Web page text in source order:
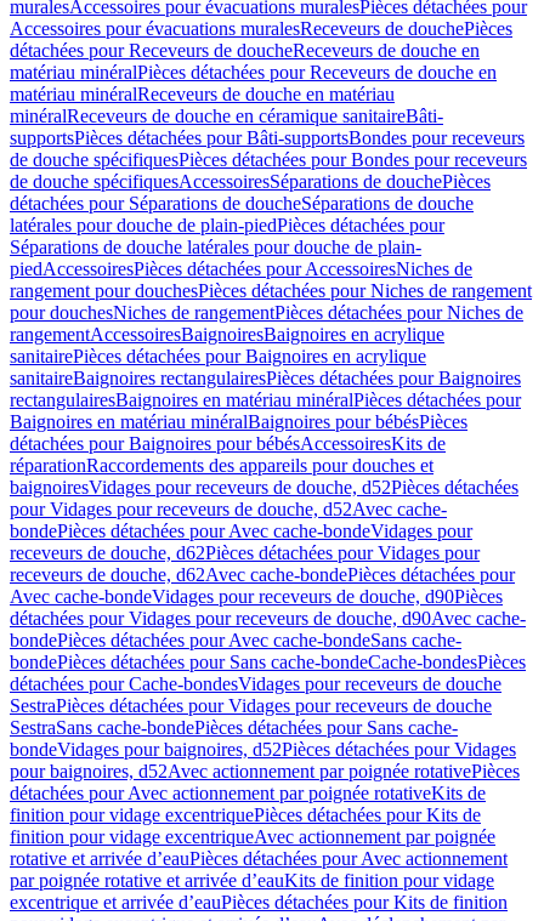
muralesAccessoires pour évacuations muralesPièces détachées pour
Accessoires pour évacuations muralesReceveurs de douchePièces
détachées pour Receveurs de doucheReceveurs de douche en
matériau minéralPièces détachées pour Receveurs de douche en
matériau minéralReceveurs de douche en matériau
minéralReceveurs de douche en céramique sanitaireBâti-
supportsPièces détachées pour Bâti-supportsBondes pour receveurs
de douche spécifiquesPièces détachées pour Bondes pour receveurs
de douche spécifiquesAccessoiresSéparations de douchePièces
détachées pour Séparations de doucheSéparations de douche
latérales pour douche de plain-piedPièces détachées pour
Séparations de douche latérales pour douche de plain-
piedAccessoiresPièces détachées pour AccessoiresNiches de
rangement pour douchesPièces détachées pour Niches de rangement
pour douchesNiches de rangementPièces détachées pour Niches de
rangementAccessoiresBaignoiresBaignoires en acrylique
sanitairePièces détachées pour Baignoires en acrylique
sanitaireBaignoires rectangulairesPièces détachées pour Baignoires
rectangulairesBaignoires en matériau minéralPièces détachées pour
Baignoires en matériau minéralBaignoires pour bébésPièces
détachées pour Baignoires pour bébésAccessoiresKits de
réparationRaccordements des appareils pour douches et
baignoiresVidages pour receveurs de douche, d52Pièces détachées
pour Vidages pour receveurs de douche, d52Avec cache-
bondePièces détachées pour Avec cache-bondeVidages pour
receveurs de douche, d62Pièces détachées pour Vidages pour
receveurs de douche, d62Avec cache-bondePièces détachées pour
Avec cache-bondeVidages pour receveurs de douche, d90Pièces
détachées pour Vidages pour receveurs de douche, d90Avec cache-
bondePièces détachées pour Avec cache-bondeSans cache-
bondePièces détachées pour Sans cache-bondeCache-bondesPièces
détachées pour Cache-bondesVidages pour receveurs de douche
SestraPièces détachées pour Vidages pour receveurs de douche
SestraSans cache-bondePièces détachées pour Sans cache-
bondeVidages pour baignoires, d52Pièces détachées pour Vidages
pour baignoires, d52Avec actionnement par poignée rotativePièces
détachées pour Avec actionnement par poignée rotativeKits de
finition pour vidage excentriquePièces détachées pour Kits de
finition pour vidage excentriqueAvec actionnement par poignée
rotative et arrivée d’eauPièces détachées pour Avec actionnement
par poignée rotative et arrivée d’eauKits de finition pour vidage
excentrique et arrivée d’eauPièces détachées pour Kits de finition